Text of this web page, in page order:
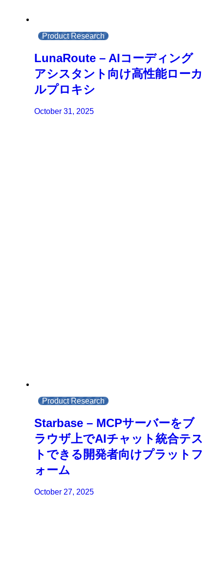
Product Research
LunaRoute – AIコーディング
アシスタント向け高性能ローカ
ルプロキシ
October 31, 2025
Product Research
Starbase – MCPサーバーをブ
ラウザ上でAIチャット統合テス
トできる開発者向けプラットフ
ォーム
October 27, 2025